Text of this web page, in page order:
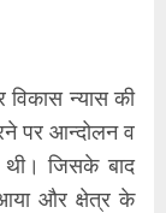
विकास न्यास की
पर आन्दोलन व
थी। जिसके बाद
और क्षेत्र के